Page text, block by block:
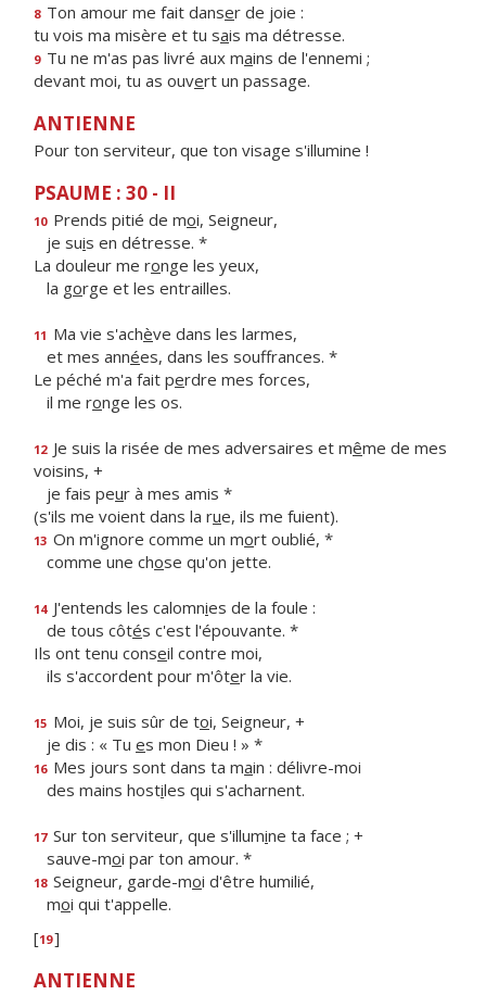
8 Ton amour me fait danser de joie :
tu vois ma misère et tu sais ma détresse.
9 Tu ne m'as pas livré aux mains de l'ennemi ;
devant moi, tu as ouvert un passage.
ANTIENNE
Pour ton serviteur, que ton visage s'illumine !
PSAUME : 30 - II
10 Prends pitié de moi, Seigneur,
je suis en détresse. *
La douleur me ronge les yeux,
la gorge et les entrailles.
11 Ma vie s'achève dans les larmes,
et mes années, dans les souffrances. *
Le péché m'a fait perdre mes forces,
il me ronge les os.
12 Je suis la risée de mes adversaires et même de mes
voisins, +
je fais peur à mes amis *
(s'ils me voient dans la rue, ils me fuient).
13 On m'ignore comme un mort oublié, *
comme une chose qu'on jette.
14 J'entends les calomnies de la foule :
de tous côtés c'est l'épouvante. *
Ils ont tenu conseil contre moi,
ils s'accordent pour m'ôter la vie.
15 Moi, je suis sûr de toi, Seigneur, +
je dis : « Tu es mon Dieu ! » *
16 Mes jours sont dans ta main : délivre-moi
des mains hostiles qui s'acharnent.
17 Sur ton serviteur, que s'illumine ta face ; +
sauve-moi par ton amour. *
18 Seigneur, garde-moi d'être humilié,
moi qui t'appelle.
[19]
ANTIENNE